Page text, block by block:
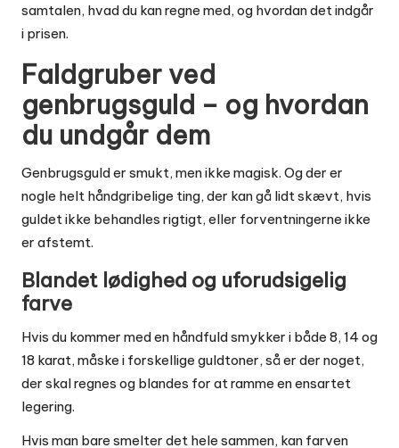
samtalen, hvad du kan regne med, og hvordan det indgår
i prisen.
Faldgruber ved
genbrugsguld – og hvordan
du undgår dem
Genbrugsguld er smukt, men ikke magisk. Og der er
nogle helt håndgribelige ting, der kan gå lidt skævt, hvis
guldet ikke behandles rigtigt, eller forventningerne ikke
er afstemt.
Blandet lødighed og uforudsigelig
farve
Hvis du kommer med en håndfuld smykker i både 8, 14 og
18 karat, måske i forskellige guldtoner, så er der noget,
der skal regnes og blandes for at ramme en ensartet
legering.
Hvis man bare smelter det hele sammen, kan farven